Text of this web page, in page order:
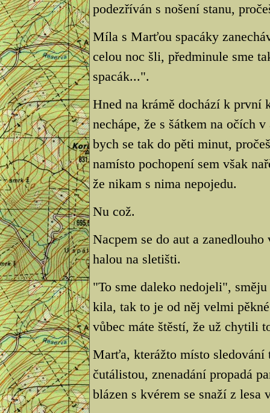
podezříván s nošení stanu,
Míla s Marťou spacáky
celou noc šli, předminule sme
spacák...".
Hned na krámě dochází k první
nechápe, že s šátkem na očích
bych se tak do pěti minut,
namísto pochopení sem však
že nikam s nima nepojedu.
Nu což.
Nacpem se do aut a
halou na sletišti.
"To sme daleko nedojeli",
kila, tak to je od něj velmi
vůbec máte štěstí, že už chytili
Marťa, kterážto místo
čutálistou, znenadání propadá
blázen s kvérem se snaží z lesa